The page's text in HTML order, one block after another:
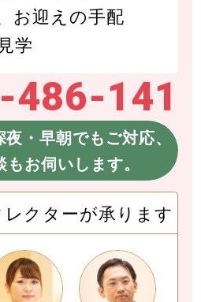
お迎えの手配
学
486-141
・早朝でもご対応、
お伺いします。
クターが承ります